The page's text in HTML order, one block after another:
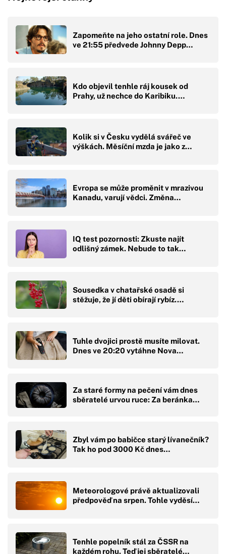
Zapomeňte na jeho ostatní role. Dnes
ve 21:55 předvede Johnny Depp…
Kdo objevil tenhle ráj kousek od
Prahy, už nechce do Karibiku.…
Kolik si v Česku vydělá svářeč ve
výškách. Měsíční mzda je jako z…
Evropa se může proměnit v mrazivou
Kanadu, varují vědci. Změna…
IQ test pozornosti: Zkuste najít
odlišný zámek. Nebude to tak…
Sousedka v chatařské osadě si
stěžuje, že jí děti obírají rybíz.…
Tuhle dvojici prostě musíte milovat.
Dnes ve 20:20 vytáhne Nova…
Za staré formy na pečení vám dnes
sběratelé urvou ruce: Za beránka…
Zbyl vám po babičce starý lívanečník?
Tak ho pod 3000 Kč dnes…
Meteorologové právě aktualizovali
předpověď na srpen. Tohle vyděsí…
Tenhle popelník stál za ČSSR na
každém rohu. Teď jej sběratelé…